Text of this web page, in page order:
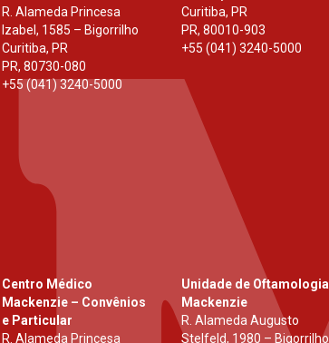
R. Alameda Princesa
Izabel, 1585 – Bigorrilho
Curitiba, PR
PR, 80730-080
+55 (041) 3240-5000
Curitiba, PR
PR, 80010-903
+55 (041) 3240-5000
Centro Médico
Mackenzie – Convênios
e Particular
R. Alameda Princesa
Unidade de Oftamologia
Mackenzie
R. Alameda Augusto
Stelfeld, 1980 – Bigorrilho